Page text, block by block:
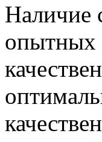
Наличие
опытных